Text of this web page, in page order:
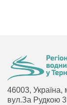
46003, Україна,
вул.За Рудкою